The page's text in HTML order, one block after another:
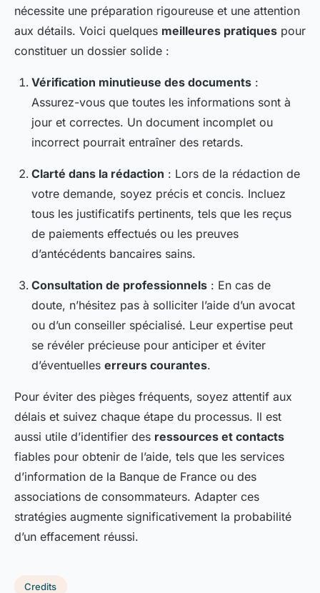
nécessite une préparation rigoureuse et une attention
aux détails. Voici quelques meilleures pratiques pour
constituer un dossier solide :
Vérification minutieuse des documents :
Assurez-vous que toutes les informations sont à
jour et correctes. Un document incomplet ou
incorrect pourrait entraîner des retards.
Clarté dans la rédaction : Lors de la rédaction de
votre demande, soyez précis et concis. Incluez
tous les justificatifs pertinents, tels que les reçus
de paiements effectués ou les preuves
d’antécédents bancaires sains.
Consultation de professionnels : En cas de
doute, n’hésitez pas à solliciter l’aide d’un avocat
ou d’un conseiller spécialisé. Leur expertise peut
se révéler précieuse pour anticiper et éviter
d’éventuelles erreurs courantes.
Pour éviter des pièges fréquents, soyez attentif aux
délais et suivez chaque étape du processus. Il est
aussi utile d’identifier des ressources et contacts
fiables pour obtenir de l’aide, tels que les services
d’information de la Banque de France ou des
associations de consommateurs. Adapter ces
stratégies augmente significativement la probabilité
d’un effacement réussi.
Credits